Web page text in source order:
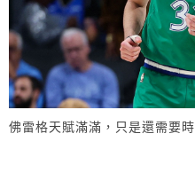
佛雷格天賦滿滿，只是還需要